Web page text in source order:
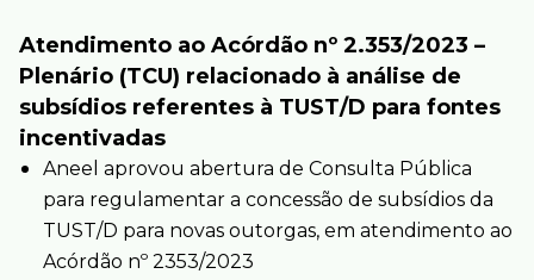
Atendimento ao Acórdão nº 2.353/2023 –
Plenário (TCU) relacionado à análise de
subsídios referentes à TUST/D para fontes
incentivadas
Aneel aprovou abertura de Consulta Pública
para regulamentar a concessão de subsídios da
TUST/D para novas outorgas, em atendimento ao
Acórdão nº 2353/2023